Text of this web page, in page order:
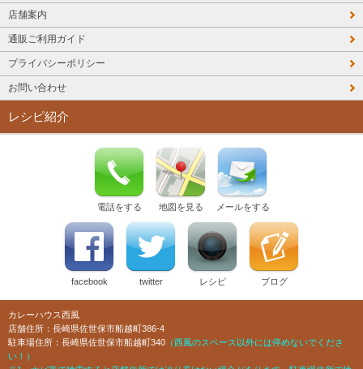
店舗案内
通販ご利用ガイド
プライバシーポリシー
お問い合わせ
レシピ紹介
電話をする 地図を見る メールをする
facebook twitter レシピ ブログ
カレーハウス西風
店舗住所：長崎県佐世保市船越町386-4
駐車場住所：長崎県佐世保市船越町340 （西風のスペース以外には停めないでくださ
い！）